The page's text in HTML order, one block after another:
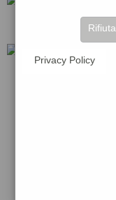
Rifiuta
Privacy Policy